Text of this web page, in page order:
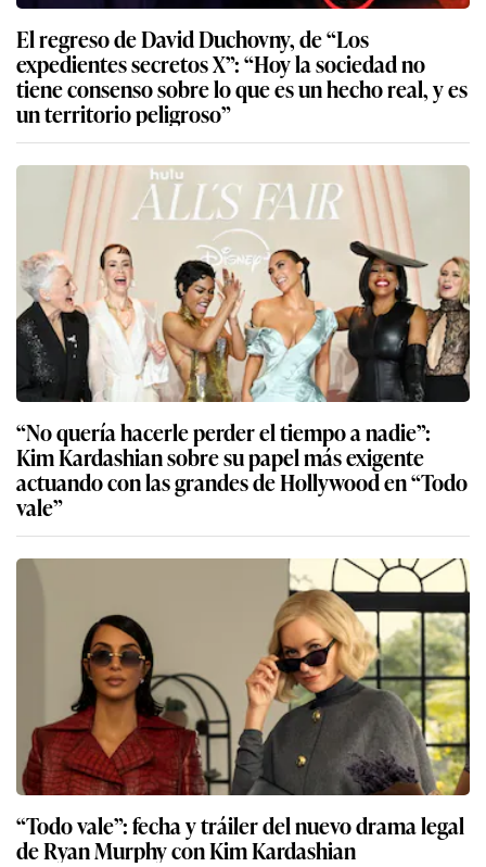
El regreso de David Duchovny, de “Los
expedientes secretos X”: “Hoy la sociedad no
tiene consenso sobre lo que es un hecho real, y es
un territorio peligroso”
“No quería hacerle perder el tiempo a nadie”:
Kim Kardashian sobre su papel más exigente
actuando con las grandes de Hollywood en “Todo
vale”
“Todo vale”: fecha y tráiler del nuevo drama legal
de Ryan Murphy con Kim Kardashian